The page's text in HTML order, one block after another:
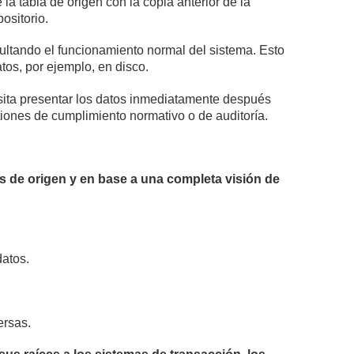
el funcionamiento normal del sistema. Esto
por ejemplo, en disco.
presentar los datos inmediatamente después
de cumplimiento normativo o de auditoría.
origen y en base a una completa visión de